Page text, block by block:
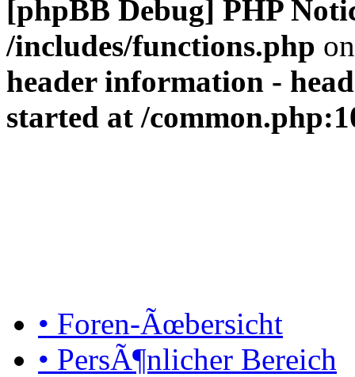
[phpBB Debug] PHP
/includes/functions.php
header information -
started at /
• Foren-Ãœbersicht
• PersÃ¶nlicher Bereich